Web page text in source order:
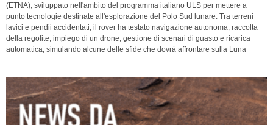
(ETNA), sviluppato nell'ambito del programma italiano ULS per mettere a
punto tecnologie destinate all'esplorazione del Polo Sud lunare. Tra terreni
lavici e pendii accidentati, il rover ha testato navigazione autonoma, raccolta
della regolite, impiego di un drone, gestione di scenari di guasto e ricarica
automatica, simulando alcune delle sfide che dovrà affrontare sulla Luna